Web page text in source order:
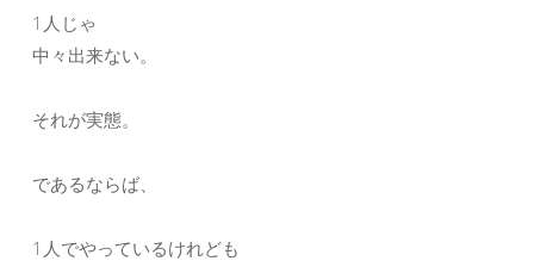
1人じゃ
中々出来ない。
それが実態。
であるならば、
1人でやっているけれども